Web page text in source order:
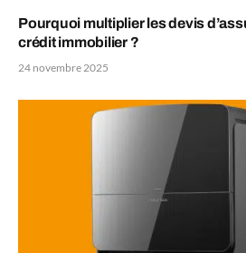
Pourquoi multiplier les devis
crédit immobilier ?
24 novembre 2025